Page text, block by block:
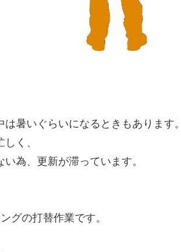
暑いぐらいになるときもあります。
く、
為、更新が滞っています。
グの打替作業です。